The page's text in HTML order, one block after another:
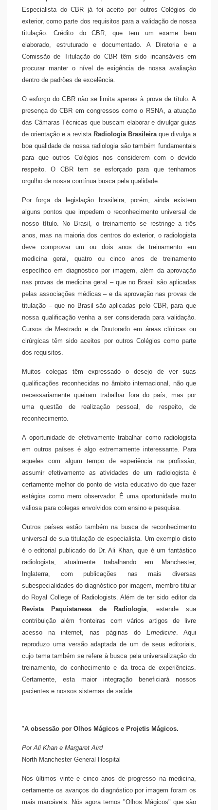
Especialista do CBR já foi aceito por outros Colégios do
exterior, como parte dos requisitos para a validação de nossa
titulação. Crédito do CBR, que tem um exame bem
elaborado, estruturado e documentado. A Diretoria e a
Comissão de Titulação do CBR têm sido incansáveis em
procurar manter o nível de exigência de nossa avaliação
dentro de padrões de excelência.
O esforço do CBR não se limita apenas à prova de título. A
presença do CBR em congressos como o RSNA, a atuação
das Câmaras Técnicas que buscam elaborar e divulgar guias
de orientação e a revista Radiologia Brasileira que divulga a
boa qualidade de nossa radiologia são também fundamentais
para que outros Colégios nos considerem com o devido
respeito. O CBR tem se esforçado para que tenhamos
orgulho de nossa contínua busca pela qualidade.
Por força da legislação brasileira, porém, ainda existem
alguns pontos que impedem o reconhecimento universal de
nosso título. No Brasil, o treinamento se restringe a três
anos, mas na maioria dos centros do exterior, o radiologista
deve comprovar um ou dois anos de treinamento em
medicina geral, quatro ou cinco anos de treinamento
específico em diagnóstico por imagem, além da aprovação
nas provas de medicina geral – que no Brasil são aplicadas
pelas associações médicas – e da aprovação nas provas de
titulação – que no Brasil são aplicadas pelo CBR, para que
nossa qualificação venha a ser considerada para validação.
Cursos de Mestrado e de Doutorado em áreas clínicas ou
cirúrgicas têm sido aceitos por outros Colégios como parte
dos requisitos.
Muitos colegas têm expressado o desejo de ver suas
qualificações reconhecidas no âmbito internacional, não que
necessariamente queiram trabalhar fora do país, mas por
uma questão de realização pessoal, de respeito, de
reconhecimento.
A oportunidade de efetivamente trabalhar como radiologista
em outros países é algo extremamente interessante. Para
aqueles com algum tempo de experiência na profissão,
assumir efetivamente as atividades de um radiologista é
certamente melhor do ponto de vista educativo do que fazer
estágios como mero observador. É uma oportunidade muito
valiosa para colegas envolvidos com ensino e pesquisa.
Outros países estão também na busca de reconhecimento
universal de sua titulação de especialista. Um exemplo disto
é o editorial publicado do Dr. Ali Khan, que é um fantástico
radiologista, atualmente trabalhando em Manchester,
Inglaterra, com publicações nas mais diversas
subespecialidades do diagnóstico por imagem, membro titular
do Royal College of Radiologists. Além de ter sido editor da
Revista Paquistanesa de Radiologia , estende sua
contribuição além fronteiras com vários artigos de livre
acesso na internet, nas páginas do Emedicine. Aqui
reproduzo uma versão adaptada de um de seus editoriais,
cujo tema também se refere à busca pela universalização do
treinamento, do conhecimento e da troca de experiências.
Certamente, esta maior integração beneficiará nossos
pacientes e nossos sistemas de saúde.
"A obsessão por Olhos Mágicos e Projetis Mágicos.
Por Ali Khan e Margaret Aird
North Manchester General Hospital
Nos últimos vinte e cinco anos de progresso na medicina,
certamente os avanços do diagnóstico por imagem foram os
mais marcáveis. Nós agora temos "Olhos Mágicos" que são